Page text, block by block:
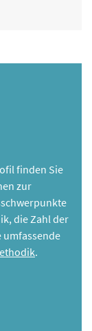
finden Sie
zur
die Zahl der
.